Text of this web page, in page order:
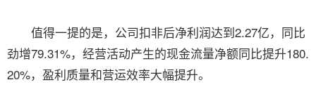
值得一提的是，公司扣非后净利润达到2.27亿，同比
劲增79.31%，经营活动产生的现金流量净额同比提升180.
20%，盈利质量和营运效率大幅提升。